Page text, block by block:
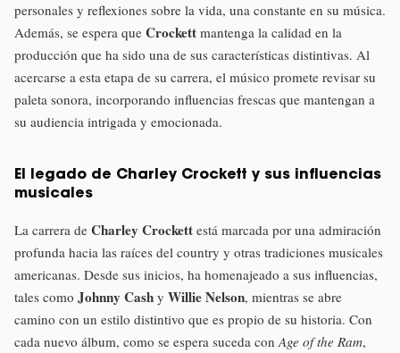
personales y reflexiones sobre la vida, una constante en su música.
Además, se espera que Crockett mantenga la calidad en la
producción que ha sido una de sus características distintivas. Al
acercarse a esta etapa de su carrera, el músico promete revisar su
paleta sonora, incorporando influencias frescas que mantengan a
su audiencia intrigada y emocionada.
El legado de Charley Crockett y sus influencias
musicales
La carrera de Charley Crockett está marcada por una admiración
profunda hacia las raíces del country y otras tradiciones musicales
americanas. Desde sus inicios, ha homenajeado a sus influencias,
tales como Johnny Cash y Willie Nelson, mientras se abre
camino con un estilo distintivo que es propio de su historia. Con
cada nuevo álbum, como se espera suceda con Age of the Ram,